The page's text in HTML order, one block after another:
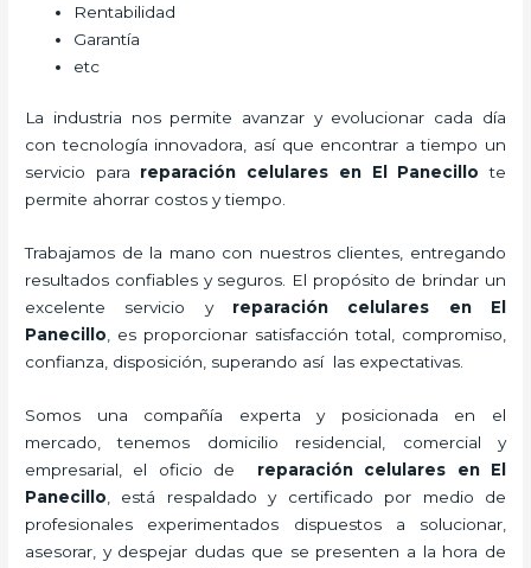
Rentabilidad
Garantía
etc
La industria nos permite avanzar y evolucionar cada día
con tecnología innovadora, así que encontrar a tiempo un
servicio para reparación celulares en El Panecillo te
permite ahorrar costos y tiempo.
Trabajamos de la mano con nuestros clientes, entregando
resultados confiables y seguros. El propósito de brindar un
excelente servicio y reparación celulares en El
Panecillo , es proporcionar satisfacción total, compromiso,
confianza, disposición, superando así las expectativas.
Somos una compañía experta y posicionada en el
mercado, tenemos domicilio residencial, comercial y
empresarial, el oficio de reparación celulares en El
Panecillo , está respaldado y certificado por medio de
profesionales experimentados dispuestos a solucionar,
asesorar, y despejar dudas que se presenten a la hora de